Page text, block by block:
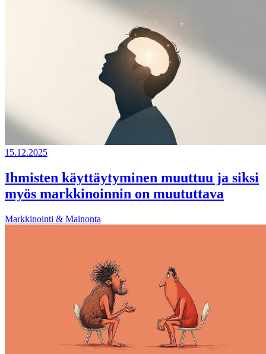
15.12.2025
Ihmisten käyttäytyminen muuttuu ja siksi
myös markkinoinnin on muututtava
Markkinointi & Mainonta